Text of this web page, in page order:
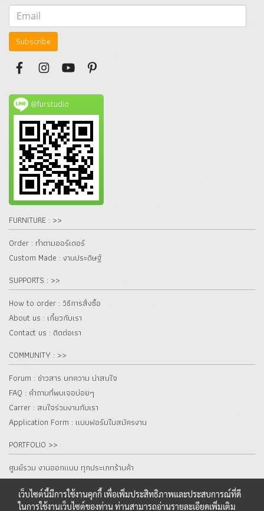
Subscribe
@furstudio
FURNITURE : >>
Order : ทำตามออร์เดอร์
Custom Made : งานประดิษฐ์
SUPPORTS : >>
How to order : วิธีการสั่งซื้อ
About us : เกี๋ยวกับเรา
Contact us : ติดต่อเรา
COMMUNITY : >>
Forum : ข่าวสาร บทความ น่าสนใจ
FAQ : คำถามที่พบเจอบ่อยๆ
Carrer : สนใจร่วมงานกับเรา
Application Form : แบบฟอร์มใบสมัครงาน
PORTFOLIO >>
ศูนย์รวม งานออกแบบ ทุกประเภทร้านค้า
เว็บไซต์นี้มีการใช้งานคุกกี้ เพื่อเพิ่มประสิทธิภาพและประสบการณ์ที่ดี
ในการใช้งานเว็บไซต์ของท่าน ท่านสามารถอ่านรายละเอียดเพิ่มเติม